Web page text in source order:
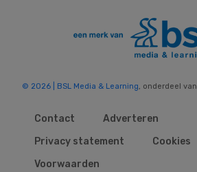
© 2026 | BSL Media & Learning , onderdeel van
Contact
Adverteren
Privacy statement
Cookies
Voorwaarden